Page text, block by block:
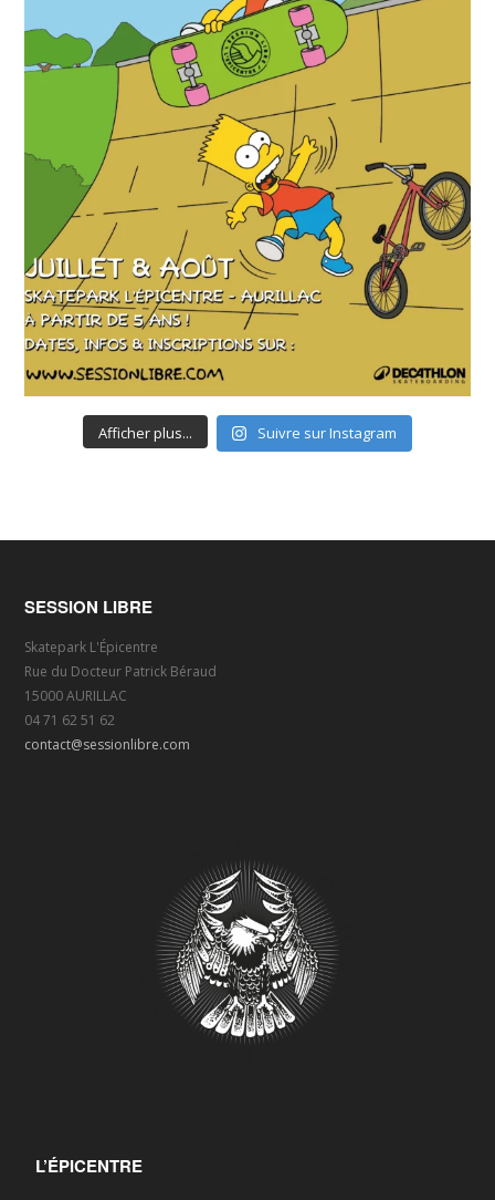
Afficher plus... Suivre sur Instagram
SESSION LIBRE
Skatepark L'Épicentre
Rue du Docteur Patrick Béraud
15000 AURILLAC
04 71 62 51 62
contact@sessionlibre.com
L’ÉPICENTRE